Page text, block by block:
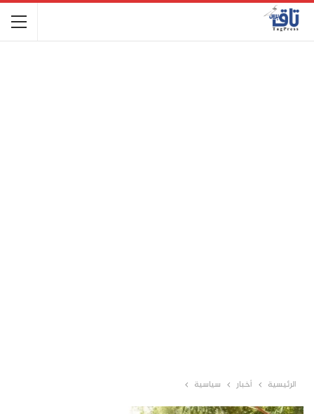
الرئيسية أخبار سياسية